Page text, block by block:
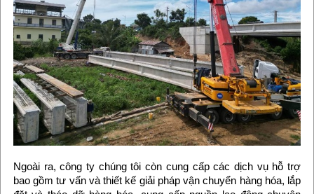
Ngoài ra, công ty chúng tôi còn cung cấp các dịch vụ hỗ trợ
bao gồm tư vấn và thiết kế giải pháp vận chuyển hàng hóa, lắp